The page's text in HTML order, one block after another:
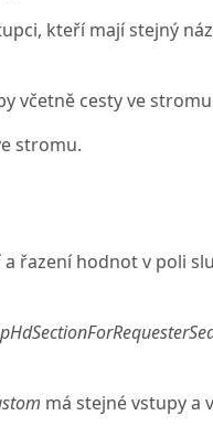
kteří mají stejný
včetně cesty ve
stromu.
řazení hodnot v poli
má stejné vstupy a